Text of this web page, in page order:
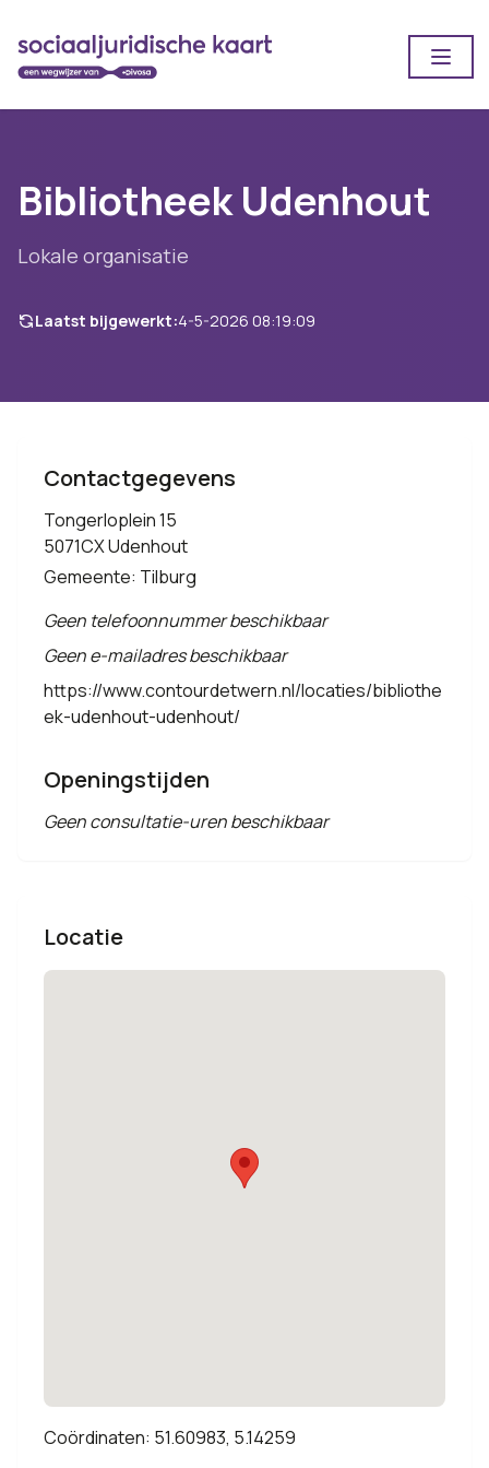
Bibliotheek Udenhout
Lokale organisatie
Laatst bijgewerkt:4-5-2026 08:19:09
Contactgegevens
Tongerloplein 15
5071CX Udenhout
Gemeente: Tilburg
Geen telefoonnummer beschikbaar
Geen e-mailadres beschikbaar
https://www.contourdetwern.nl/locaties/bibliothe
ek-udenhout-udenhout/
Openingstijden
Geen consultatie-uren beschikbaar
Locatie
Coördinaten: 51.60983, 5.14259